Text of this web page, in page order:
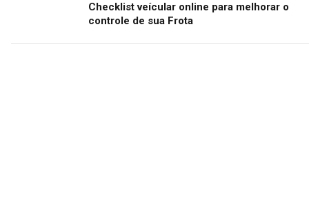
Checklist veícular online para melhorar o
controle de sua Frota